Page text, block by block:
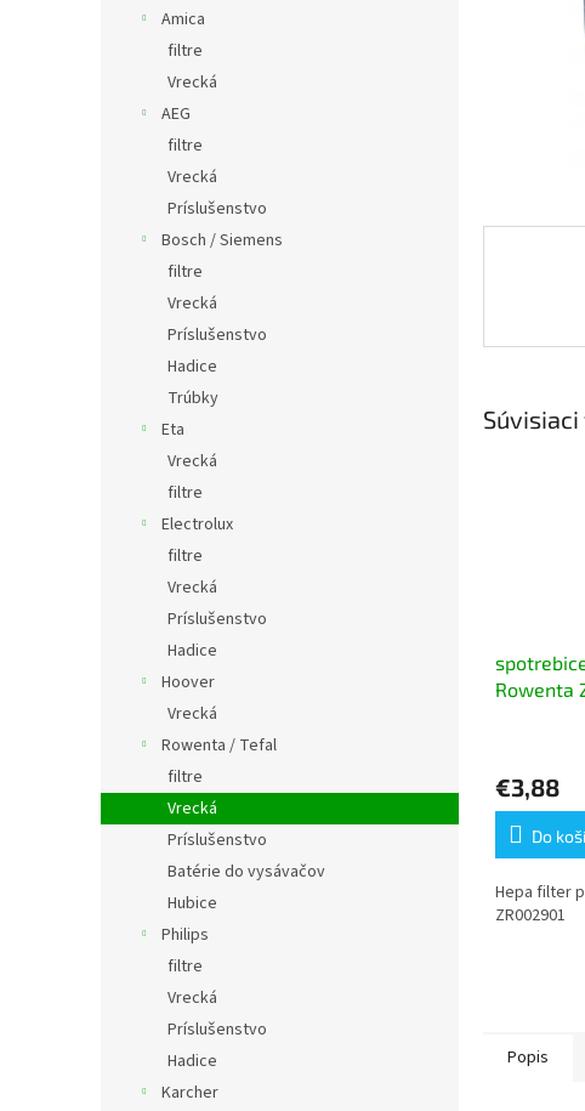
Amica
filtre
Vrecká
AEG
filtre
Vrecká
Príslušenstvo
Bosch / Siemens
filtre
Vrecká
Príslušenstvo
Hadice
Trúbky
Eta
Vrecká
filtre
Electrolux
filtre
Vrecká
Príslušenstvo
Hadice
Hoover
Vrecká
Rowenta / Tefal
filtre
Vrecká
Príslušenstvo
Batérie do vysávačov
Hubice
Philips
filtre
Vrecká
Príslušenstvo
Hadice
Karcher
Rowenta
produktu
je
5,0
z
hviezdičiek.
€3,88
Do
Hepa filter
ZR002901
Popis